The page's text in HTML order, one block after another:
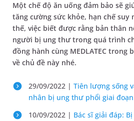
Một chế độ ăn uống đảm bảo sẽ
tăng cường sức khỏe, hạn chế suy
thế, việc biết được rằng bản thân
người bị ung thư trong quá trình
đồng hành cùng MEDLATEC trong
về chủ đề này nhé.
29/09/2022 | Tiên lượng sống
nhân bị ung thư phổi giai
10/09/2022 | Bác sĩ giải đáp: